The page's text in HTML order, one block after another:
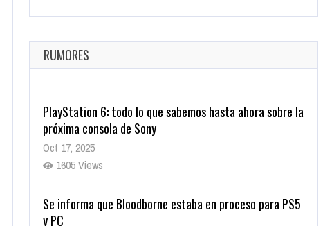
La configuración de Call of Duty 2021 aparentemente
Ago 8, 2021
10003 Views
RUMORES
PlayStation 6: todo lo que sabemos hasta ahora sobre la
próxima consola de Sony
Oct 17, 2025
1605 Views
Se informa que Bloodborne estaba en proceso para PS5
y PC